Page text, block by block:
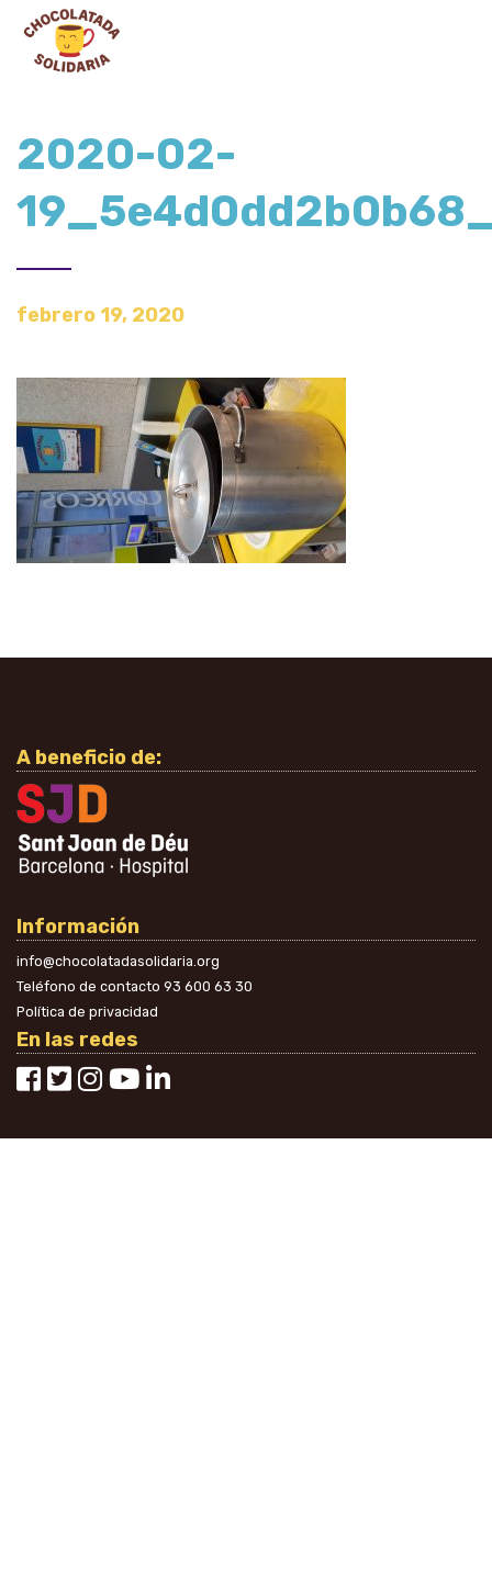
2020-02-
febrero 19, 2020
A beneficio de:
Información
info@chocolatadasolidaria.org
Teléfono de contacto 93 600 63 30
Política de privacidad
En las redes